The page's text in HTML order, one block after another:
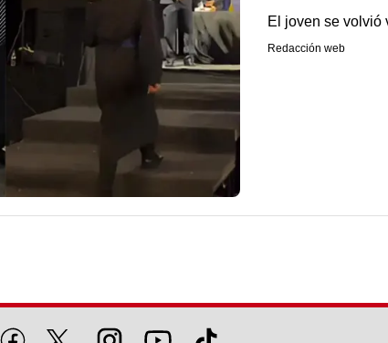
El joven se volvió
Redacción web